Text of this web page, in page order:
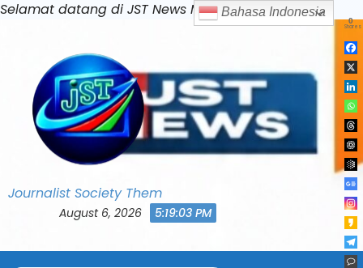
Selamat datang di JST News MediaSkip
to
Journalist Society Them
August 6, 2026 5:19:07 PM
0
Shares
Bahasa Indonesia